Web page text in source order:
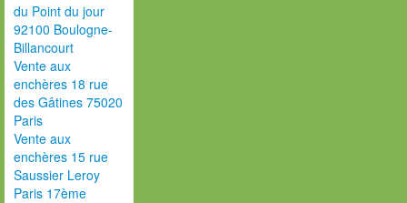
du Point du jour
92100 Boulogne-
Billancourt
Vente aux
enchères 18 rue
des Gâtines 75020
Paris
Vente aux
enchères 15 rue
Saussier Leroy
Paris 17ème